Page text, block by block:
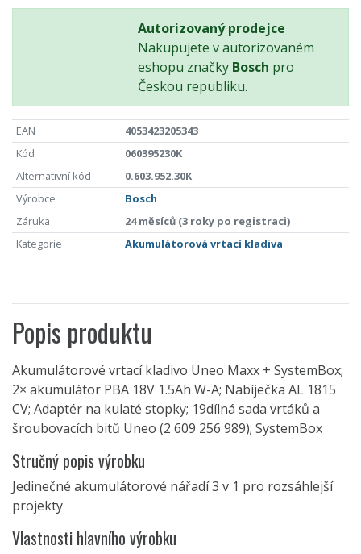
Autorizovaný prodejce
Nakupujete v autorizovaném
eshopu značky Bosch pro
Českou republiku.
EAN
4053423205343
Kód
060395230K
Alternativní kód
0.603.952.30K
Výrobce
Bosch
Záruka
24 měsíců (3 roky po registraci)
Kategorie
Akumulátorová vrtací kladiva
Popis produktu
Akumulátorové vrtací kladivo Uneo Maxx + SystemBox;
2× akumulátor PBA 18V 1.5Ah W-A; Nabíječka AL 1815
CV; Adaptér na kulaté stopky; 19dílná sada vrtáků a
šroubovacích bitů Uneo (2 609 256 989); SystemBox
Stručný popis výrobku
Jedinečné akumulátorové nářadí 3 v 1 pro rozsáhlejší
projekty
Vlastnosti hlavního výrobku